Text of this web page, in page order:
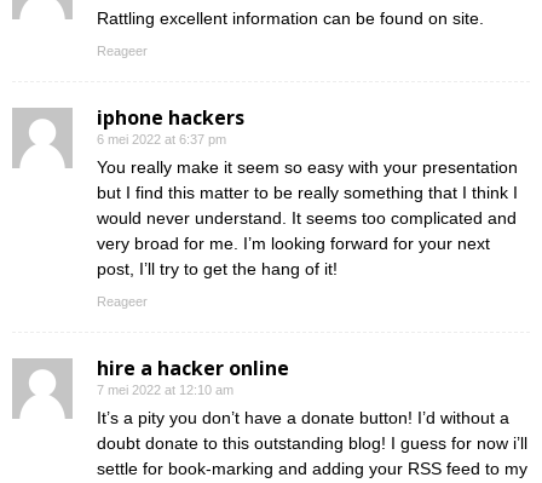
Rattling excellent information can be found on site.
Reageer
iphone hackers
6 mei 2022 at 6:37 pm
You really make it seem so easy with your presentation
but I find this matter to be really something that I think I
would never understand. It seems too complicated and
very broad for me. I’m looking forward for your next
post, I’ll try to get the hang of it!
Reageer
hire a hacker online
7 mei 2022 at 12:10 am
It’s a pity you don’t have a donate button! I’d without a
doubt donate to this outstanding blog! I guess for now i’ll
settle for book-marking and adding your RSS feed to my